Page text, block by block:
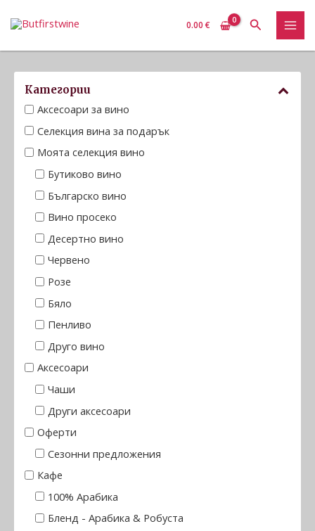
0.00€ Search
Категории
Аксесоари за вино
Селекция вина за подарък
Моята селекция вино
Бутиково вино
Българско вино
Вино просеко
Десертно вино
Червено
Розе
Бяло
Пенливо
Друго вино
Аксесоари
Чаши
Други аксесоари
Оферти
Сезонни предложения
Кафе
100% Арабика
Бленд - Арабика & Робуста